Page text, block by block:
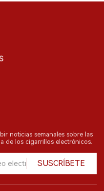
noticias semanales sobre las
de los cigarrillos electrónicos.
SUSCRÍBETE